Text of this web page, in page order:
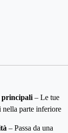
principali – Le tue
parte inferiore
– Passa da una